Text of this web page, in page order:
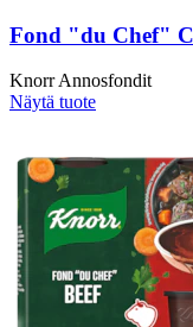
Fond "du Chef"
Knorr Annosfondit
Näytä tuote